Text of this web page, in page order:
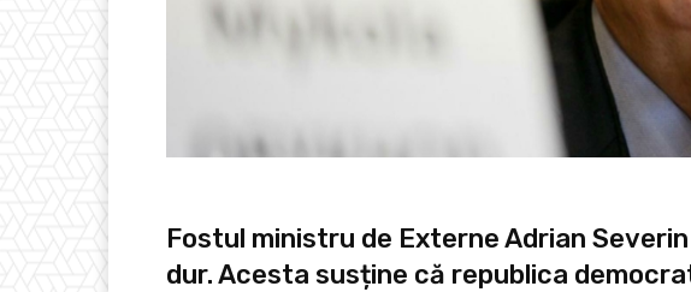
Fostul ministru de Externe Adrian
dur. Acesta susține că republica